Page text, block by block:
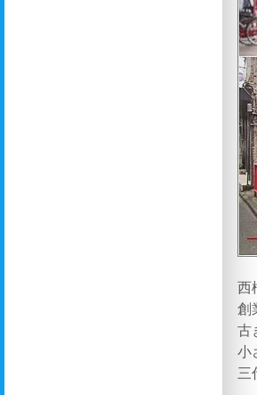
西
創
古
小
三